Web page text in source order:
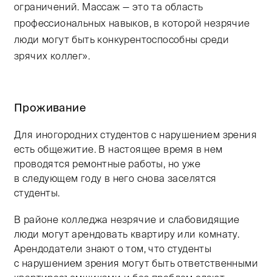
ограничений. Массаж — это та область
профессиональных навыков, в которой незрячие
люди могут быть конкурентоспособны среди
зрячих коллег».
Проживание
Для иногородних студентов с нарушением зрения
есть общежитие. В настоящее время в нем
проводятся ремонтные работы, но уже
в следующем году в него снова заселятся
студенты.
В районе колледжа незрячие и слабовидящие
люди могут арендовать квартиру или комнату.
Арендодатели знают о том, что студенты
с нарушением зрения могут быть ответственными